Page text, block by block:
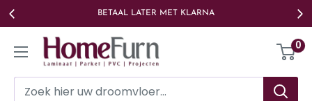
Ga
naar
BETAAL LATER MET KLARNA
Homefurn 0